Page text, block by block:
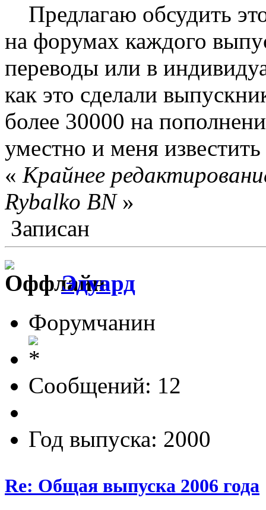
Предлагаю обсудить
на форумах каждого
переводы или в
как это сделали
более 30000 на
уместно и меня
« Крайнее
Rybalko BN»
Записан
Эдуард
Форумчанин
Сообщений: 12
Год выпуска: 2000
Re: Общая выпуска 2006 года